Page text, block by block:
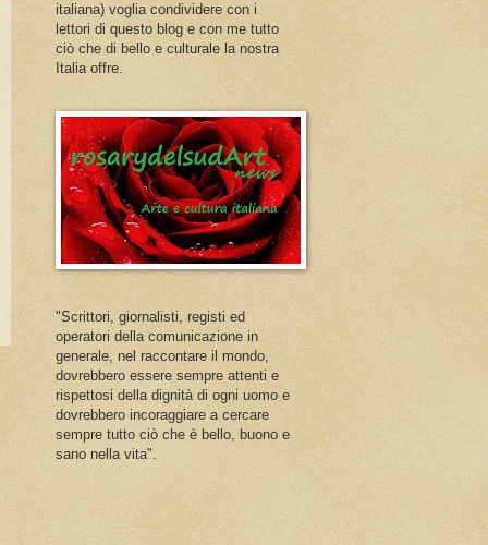
italiana) voglia condividere con i
lettori di questo blog e con me tutto
ciò che di bello e culturale la nostra
Italia offre.
"Scrittori, giornalisti, registi ed
operatori della comunicazione in
generale, nel raccontare il mondo,
dovrebbero essere sempre attenti e
rispettosi della dignità di ogni uomo e
dovrebbero incoraggiare a cercare
sempre tutto ciò che è bello, buono e
sano nella vita".